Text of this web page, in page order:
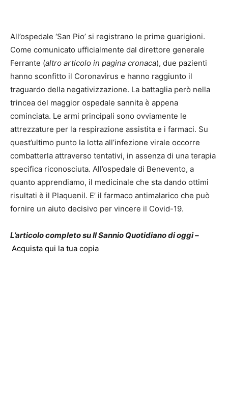
All’ospedale ‘San Pio’ si registrano le prime guarigioni.
Come comunicato ufficialmente dal direttore generale
Ferrante (altro articolo in pagina cronaca), due pazienti
hanno sconfitto il Coronavirus e hanno raggiunto il
traguardo della negativizzazione. La battaglia però nella
trincea del maggior ospedale sannita è appena
cominciata. Le armi principali sono ovviamente le
attrezzature per la respirazione assistita e i farmaci. Su
quest’ultimo punto la lotta all’infezione virale occorre
combatterla attraverso tentativi, in assenza di una terapia
specifica riconosciuta. All’ospedale di Benevento, a
quanto apprendiamo, il medicinale che sta dando ottimi
risultati è il Plaquenil. E’ il farmaco antimalarico che può
fornire un aiuto decisivo per vincere il Covid-19.
L’articolo completo su Il Sannio Quotidiano di oggi –
Acquista qui la tua copia